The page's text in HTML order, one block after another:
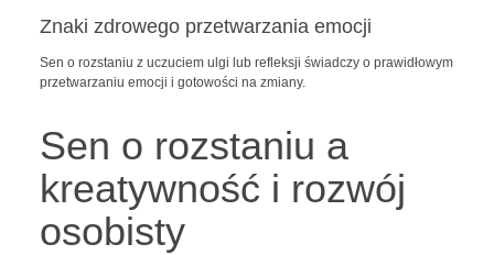
Znaki zdrowego przetwarzania emocji
Sen o rozstaniu z uczuciem ulgi lub refleksji świadczy o prawidłowym
przetwarzaniu emocji i gotowości na zmiany.
Sen o rozstaniu a
kreatywność i rozwój
osobisty